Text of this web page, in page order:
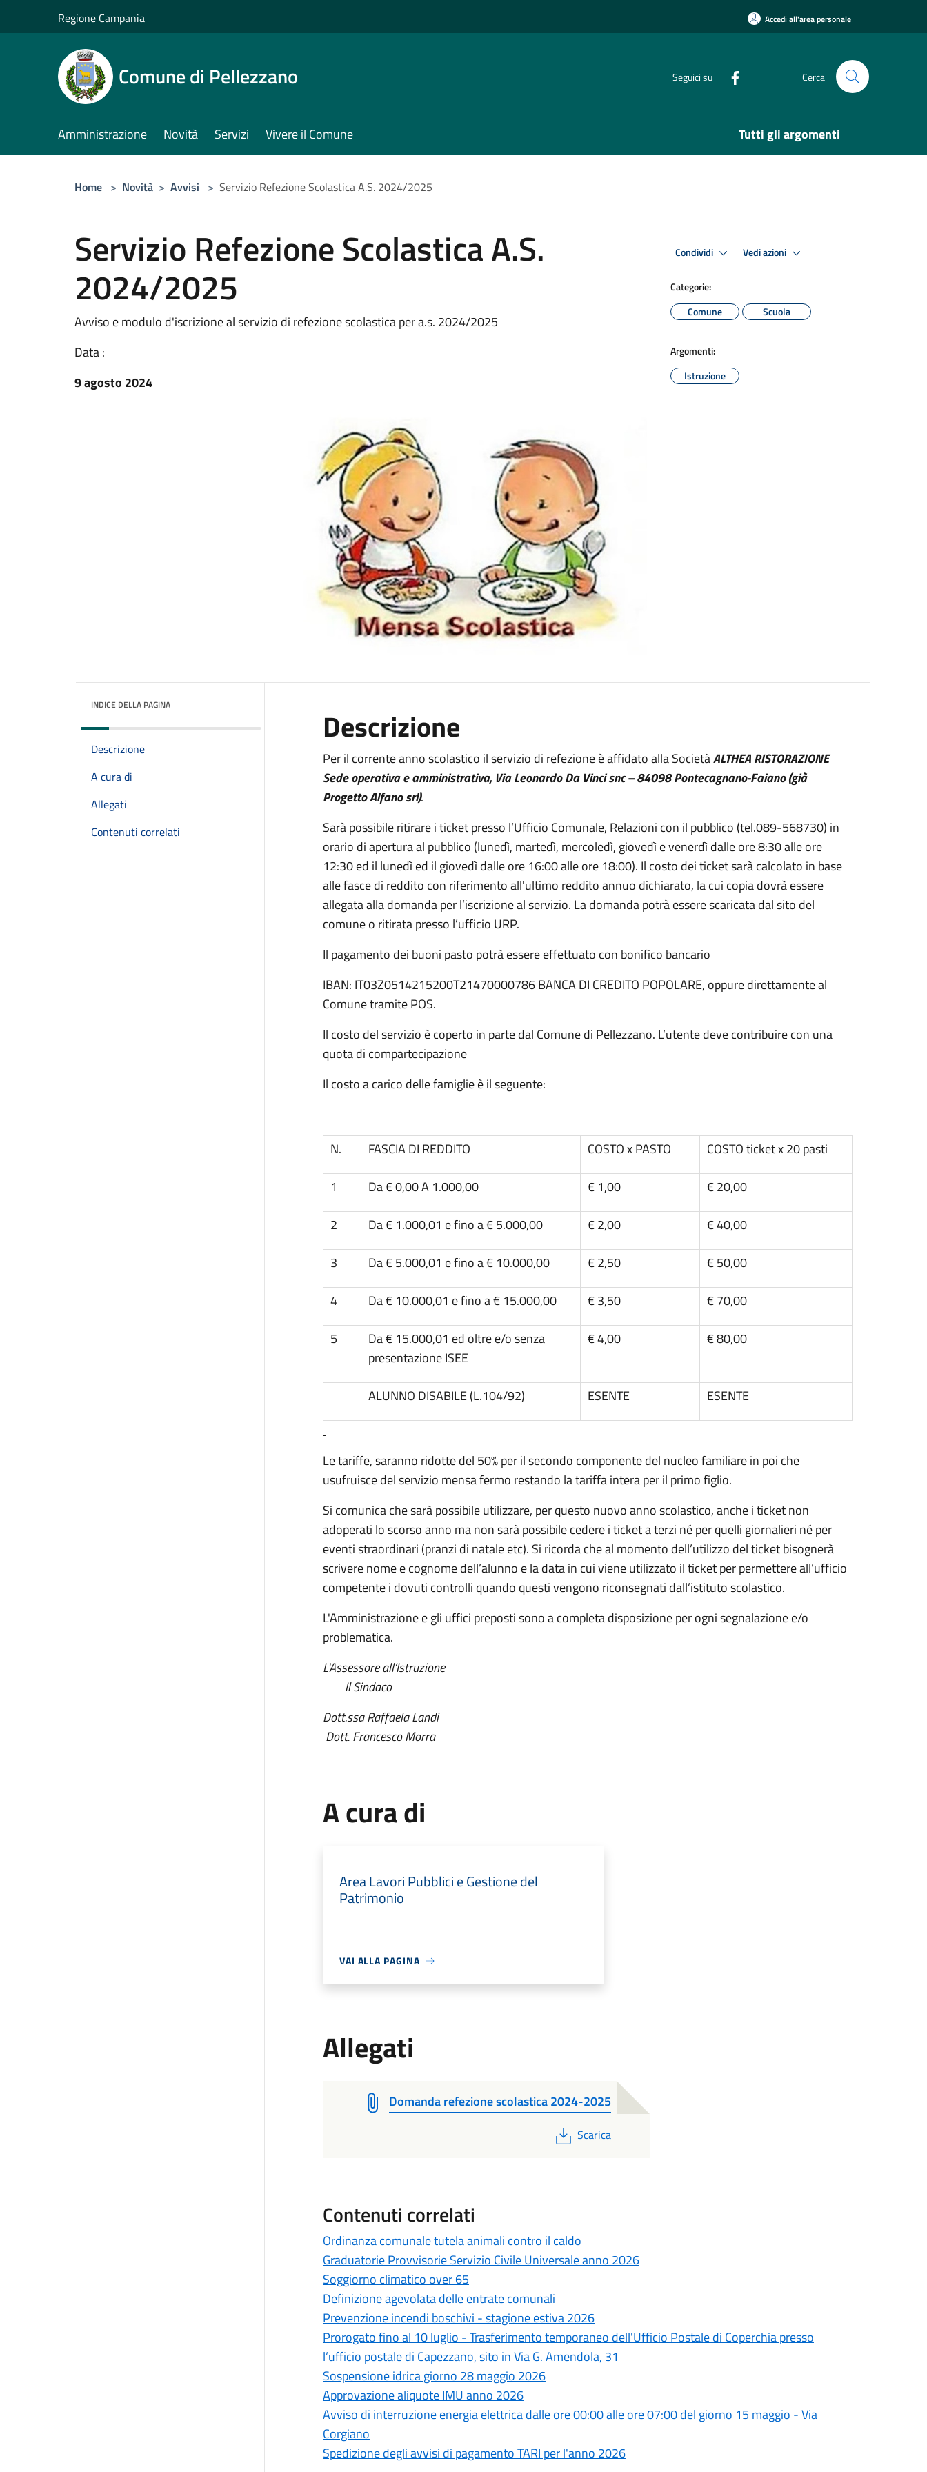
Regione Campania Accedi all'area personale
Comune di Pellezzano Seguici su Cerca
Amministrazione Novità Servizi Vivere il Comune Tutti gli argomenti
Home > Novità > Avvisi > Servizio Refezione Scolastica A.S. 2024/2025
Servizio Refezione Scolastica A.S.
2024/2025
Avviso e modulo d'iscrizione al servizio di refezione scolastica per a.s. 2024/2025
Data :
9 agosto 2024
Condividi Vedi azioni
Categorie:
Comune
Scuola
Argomenti:
Istruzione
INDICE DELLA PAGINA
Descrizione
A cura di
Allegati
Contenuti correlati
Descrizione
Per il corrente anno scolastico il servizio di refezione è affidato alla SocietàALTHEA RISTORAZIONE
Sede operativa e amministrativa, Via Leonardo Da Vinci snc – 84098 Pontecagnano-Faiano (già
Progetto Alfano srl).
Sarà possibile ritirare i ticket presso l’Ufficio Comunale, Relazioni con il pubblico (tel.089-568730) in
orario di apertura al pubblico (lunedì, martedì, mercoledì, giovedì e venerdì dalle ore 8:30 alle ore
12:30 ed il lunedì ed il giovedì dalle ore 16:00 alle ore 18:00). Il costo dei ticket sarà calcolato in base
alle fasce di reddito con riferimento all'ultimo reddito annuo dichiarato, la cui copia dovrà essere
allegata alla domanda per l’iscrizione al servizio. La domanda potrà essere scaricata dal sito del
comune o ritirata presso l’ufficio URP.
Il pagamento dei buoni pasto potrà essere effettuato con bonifico bancario
IBAN: IT03Z0514215200T21470000786 BANCA DI CREDITO POPOLARE, oppure direttamente al
Comune tramite POS.
Il costo del servizio è coperto in parte dal Comune di Pellezzano. L’utente deve contribuire con una
quota di compartecipazione
Il costo a carico delle famiglie è il seguente:
N. FASCIA DI REDDITO COSTO x PASTO COSTO ticket x 20 pasti
1 Da € 0,00 A 1.000,00 € 1,00 € 20,00
2 Da € 1.000,01 e fino a € 5.000,00 € 2,00 € 40,00
3 Da € 5.000,01 e fino a € 10.000,00 € 2,50 € 50,00
4 Da € 10.000,01 e fino a € 15.000,00 € 3,50 € 70,00
5
Da € 15.000,01 ed oltre e/o senza
presentazione ISEE
€ 4,00 € 80,00
ALUNNO DISABILE (L.104/92) ESENTE ESENTE
Le tariffe, saranno ridotte del 50% per il secondo componente del nucleo familiare in poi che
usufruisce del servizio mensa fermo restando la tariffa intera per il primo figlio.
Si comunica che sarà possibile utilizzare, per questo nuovo anno scolastico, anche i ticket non
adoperati lo scorso anno ma non sarà possibile cedere i ticket a terzi né per quelli giornalieri né per
eventi straordinari (pranzi di natale etc). Si ricorda che al momento dell’utilizzo del ticket bisognerà
scrivere nome e cognome dell’alunno e la data in cui viene utilizzato il ticket per permettere all’ufficio
competente i dovuti controlli quando questi vengono riconsegnati dall’istituto scolastico.
L'Amministrazione e gli uffici preposti sono a completa disposizione per ogni segnalazione e/o
problematica.
L'Assessore all’Istruzione
Il Sindaco
Dott.ssa Raffaela Landi
Dott. Francesco Morra
A cura di
Area Lavori Pubblici e Gestione del
Patrimonio
VAI ALLA PAGINA
Allegati
Domanda refezione scolastica 2024-2025
PDF
Scarica
Contenuti correlati
Ordinanza comunale tutela animali contro il caldo
Graduatorie Provvisorie Servizio Civile Universale anno 2026
Soggiorno climatico over 65
Definizione agevolata delle entrate comunali
Prevenzione incendi boschivi - stagione estiva 2026
Prorogato fino al 10 luglio - Trasferimento temporaneo dell'Ufficio Postale di Coperchia presso
l’ufficio postale di Capezzano, sito in Via G. Amendola, 31
Sospensione idrica giorno 28 maggio 2026
Approvazione aliquote IMU anno 2026
Avviso di interruzione energia elettrica dalle ore 00:00 alle ore 07:00 del giorno 15 maggio - Via
Corgiano
Spedizione degli avvisi di pagamento TARI per l'anno 2026